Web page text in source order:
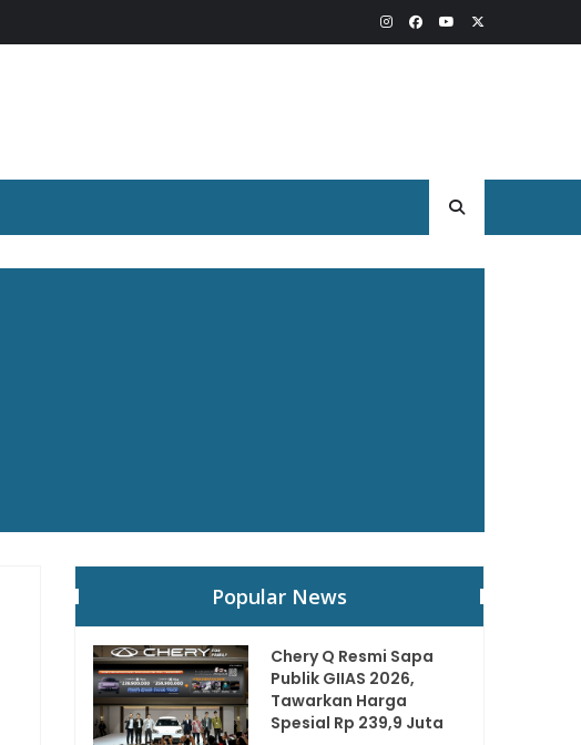
Popular News
Chery Q Resmi Sapa
Publik GIIAS 2026,
Tawarkan Harga
Spesial Rp 239,9 Juta